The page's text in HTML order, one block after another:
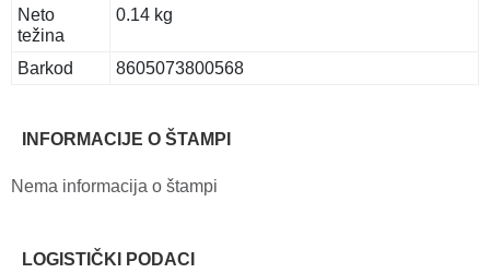
Neto
težina
0.14 kg
Barkod 8605073800568
INFORMACIJE O ŠTAMPI
Nema informacija o štampi
LOGISTIČKI PODACI